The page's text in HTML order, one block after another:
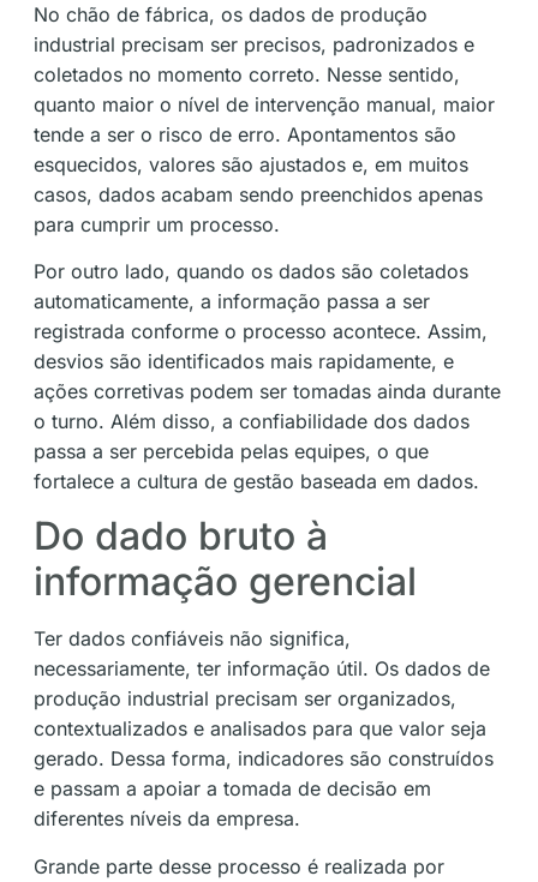
No chão de fábrica, os dados de produção
industrial precisam ser precisos, padronizados e
coletados no momento correto. Nesse sentido,
quanto maior o nível de intervenção manual, maior
tende a ser o risco de erro. Apontamentos são
esquecidos, valores são ajustados e, em muitos
casos, dados acabam sendo preenchidos apenas
para cumprir um processo.
Por outro lado, quando os dados são coletados
automaticamente, a informação passa a ser
registrada conforme o processo acontece. Assim,
desvios são identificados mais rapidamente, e
ações corretivas podem ser tomadas ainda durante
o turno. Além disso, a confiabilidade dos dados
passa a ser percebida pelas equipes, o que
fortalece a cultura de gestão baseada em dados.
Do dado bruto à
informação gerencial
Ter dados confiáveis não significa,
necessariamente, ter informação útil. Os dados de
produção industrial precisam ser organizados,
contextualizados e analisados para que valor seja
gerado. Dessa forma, indicadores são construídos
e passam a apoiar a tomada de decisão em
diferentes níveis da empresa.
Grande parte desse processo é realizada por